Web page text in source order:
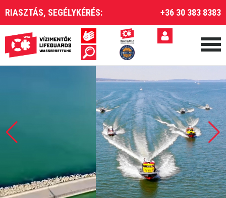
RIASZTÁS, SEGÉLYKÉRÉS: +36 30 383 8383